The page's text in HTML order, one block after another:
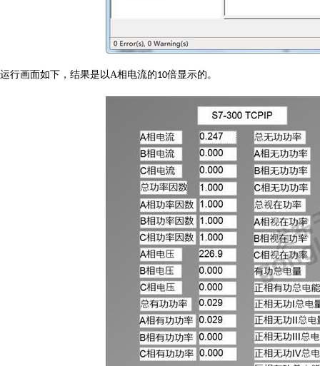
运行画面如下，结果是以A相电流的10倍显示的。